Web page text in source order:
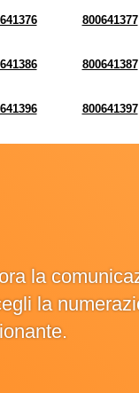
800641377
800641387
800641397
la
la